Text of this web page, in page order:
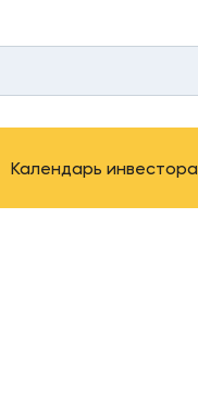
Календарь инвестора